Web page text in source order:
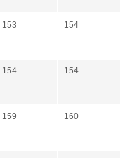
153 154
154 154
159 160